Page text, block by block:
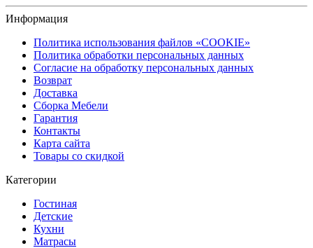
Информация
Политика использования файлов «COOKIE»
Политика обработки персональных данных
Согласие на обработку персональных данных
Возврат
Доставка
Сборка Мебели
Гарантия
Контакты
Карта сайта
Товары со скидкой
Категории
Гостиная
Детские
Кухни
Матрасы